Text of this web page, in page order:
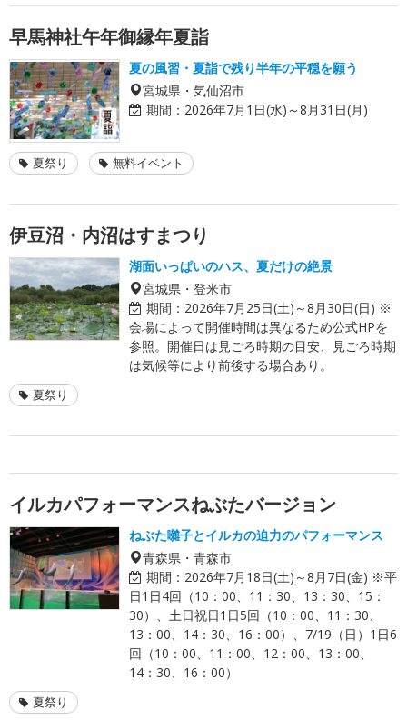
早馬神社午年御縁年夏詣
夏の風習・夏詣で残り半年の平穏を願う
宮城県・気仙沼市
期間： 2026年7月1日(水)～8月31日(月)
夏祭り 無料イベント
伊豆沼・内沼はすまつり
湖面いっぱいのハス、夏だけの絶景
宮城県・登米市
期間： 2026年7月25日(土)～8月30日(日) ※
会場によって開催時間は異なるため公式HPを
参照。開催日は見ごろ時期の目安、見ごろ時期
は気候等により前後する場合あり。
夏祭り
イルカパフォーマンスねぶたバージョン
ねぶた囃子とイルカの迫力のパフォーマンス
青森県・青森市
期間： 2026年7月18日(土)～8月7日(金) ※平
日1日4回（10：00、11：30、13：30、15：
30）、土日祝日1日5回（10：00、11：30、
13：00、14：30、16：00）、7/19（日）1日6
回（10：00、11：00、12：00、13：00、
14：30、16：00）
夏祭り